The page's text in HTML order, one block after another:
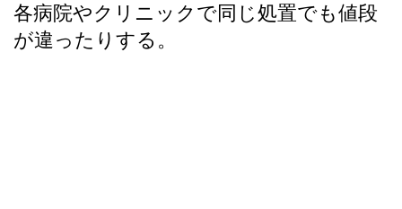
各病院やクリニックで同じ処置でも値段
が違ったりする。